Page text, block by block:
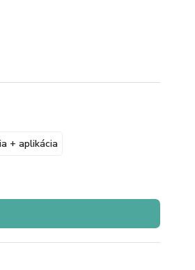
+ aplikácia